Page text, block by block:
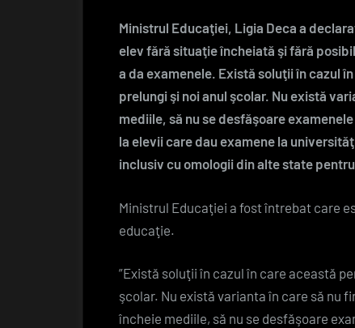
Ministrul Educaţiei, Ligia Deca a
elev fără situaţie încheiată şi fără
a da examenele. Există soluţii în cazul
prelungi şi noi anul şcolar. Nu există
mediile, să nu se desfăşoare
la elevii care dau examene la
inclusiv cu omologii din alte state
Ministrul Educaţiei a fost întrebat care
educaţie.
”Există soluţii în cazul în care această
şcolar. Nu există varianta în care să nu
încheie mediile, să nu se desfăşoare